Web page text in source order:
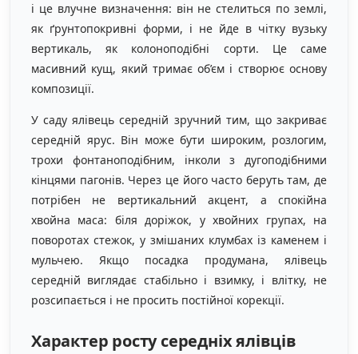
і це влучне визначення: він не стелиться по землі,
як ґрунтопокривні форми, і не йде в чітку вузьку
вертикаль, як колоноподібні сорти. Це саме
масивний кущ, який тримає об’єм і створює основу
композиції.
У саду ялівець середній зручний тим, що закриває
середній ярус. Він може бути широким, розлогим,
трохи фонтаноподібним, інколи з дугоподібними
кінцями пагонів. Через це його часто беруть там, де
потрібен не вертикальний акцент, а спокійна
хвойна маса: біля доріжок, у хвойних групах, на
поворотах стежок, у змішаних клумбах із каменем і
мульчею. Якщо посадка продумана, ялівець
середній виглядає стабільно і взимку, і влітку, не
розсипається і не просить постійної корекції.
Характер росту середніх ялівців